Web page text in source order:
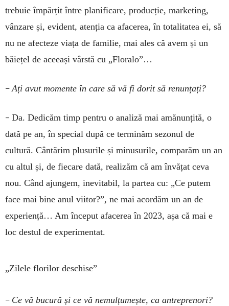
trebuie împărțit între planificare, producție, marketing,
vânzare și, evident, atenția ca afacerea, în totalitatea ei, să
nu ne afecteze viața de familie, mai ales că avem și un
băiețel de aceeași vârstă cu „Floralo”…
–Ați avut momente în care să vă fi dorit să renunțați?
– Da. Dedicăm timp pentru o analiză mai amănunțită, o
dată pe an, în special după ce terminăm sezonul de
cultură. Cântărim plusurile și minusurile, comparăm un an
cu altul și, de fiecare dată, realizăm că am învățat ceva
nou. Când ajungem, inevitabil, la partea cu: „Ce putem
face mai bine anul viitor?”, ne mai acordăm un an de
experiență… Am început afacerea în 2023, așa că mai e
loc destul de experimentat.
„Zilele florilor deschise”
– Ce vă bucură și ce vă nemulțumește, ca antreprenori?